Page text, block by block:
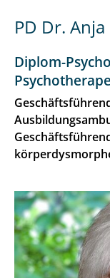
PD Dr.
Diplom-